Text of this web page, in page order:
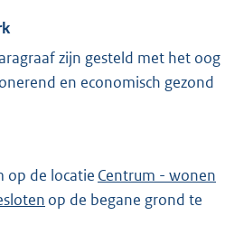
zijn gesteld met het oog
en economisch gezond
op de locatie Centrum - wonen
op de begane grond te